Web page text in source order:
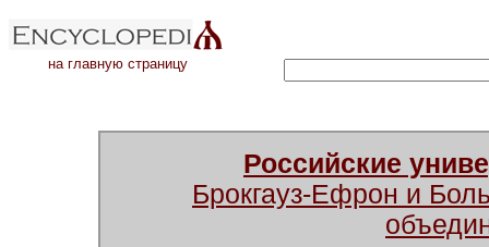
на главную страницу
Российские
Брокгауз-Ефрон и